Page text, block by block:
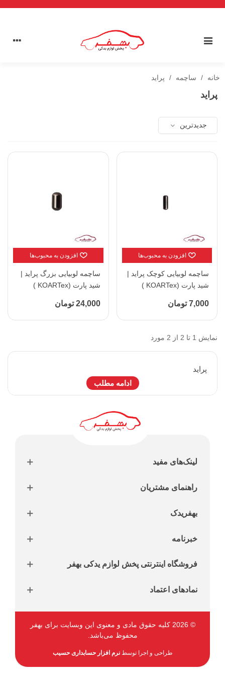
خانه / ساچمه / پراید
پراید
جدیدترین
افزودن به محبوب‌ها
ساچمه لوبیایی کوچک پراید |
شید پارت (KOARTex )
7,000 تومان
افزودن به محبوب‌ها
ساچمه لوبیایی بزرگ پراید |
شید پارت (KOARTex )
24,000 تومان
نمایش 1 تا 2 از 2 مورد
پرايد
ادامه مطلب
لینک‌های مفید
راهنمای مشتریان
بهفریدک
خبرنامه
فروشگاه اینترنتی پخش لوازم یدکی بهفر
نمادهای اعتماد
طراحی و اجرا توسطنرم افزار حسابداری حسیب
© 2026 کلیه حقوق مادی و معنوی این وبسایت برای بهفر
محفوظ می‌باشد.